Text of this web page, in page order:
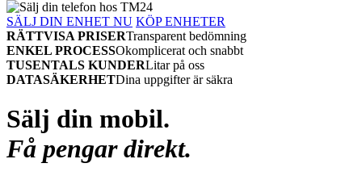
SÄLJ DIN ENHET NU KÖP ENHETER
RÄTTVISA PRISERTransparent bedömning
ENKEL PROCESSOkomplicerat och snabbt
TUSENTALS KUNDERLitar på oss
DATASÄKERHETDina uppgifter är säkra
Sälj din mobil.
Få pengar direkt.